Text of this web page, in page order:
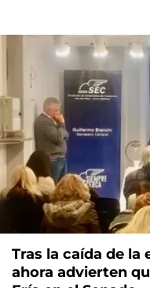
Tras la caída de
ahora advierten